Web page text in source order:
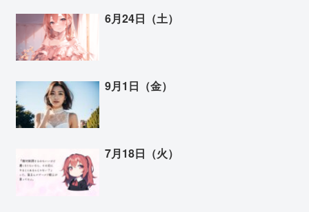
6月24日（土）
9月1日（金）
7月18日（火）